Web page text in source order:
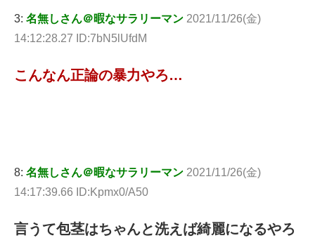
3: 名無しさん＠暇なサラリーマン 2021/11/26(金)
14:12:28.27 ID:7bN5lUfdM
こんなん正論の暴力やろ…
8: 名無しさん＠暇なサラリーマン 2021/11/26(金)
14:17:39.66 ID:Kpmx0/A50
言うて包茎はちゃんと洗えば綺麗になるやろ